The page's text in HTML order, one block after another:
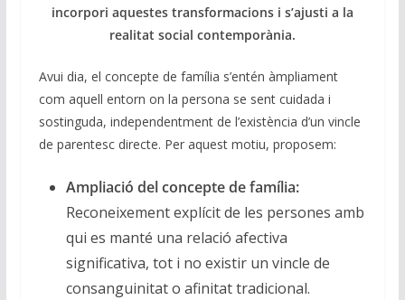
incorpori aquestes transformacions i s’ajusti a la
realitat social contemporània.
Avui dia, el concepte de família s’entén àmpliament
com aquell entorn on la persona se sent cuidada i
sostinguda, independentment de l’existència d’un vincle
de parentesc directe. Per aquest motiu, proposem:
Ampliació del concepte de família:
Reconeixement explícit de les persones amb
qui es manté una relació afectiva
significativa, tot i no existir un vincle de
consanguinitat o afinitat tradicional.